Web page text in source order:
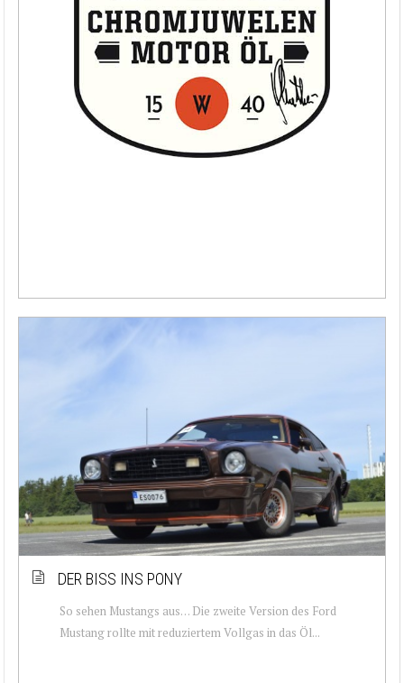
DER BISS INS PONY
So sehen Mustangs aus… Die zweite Version des Ford
Mustang rollte mit reduziertem Vollgas in das Öl...